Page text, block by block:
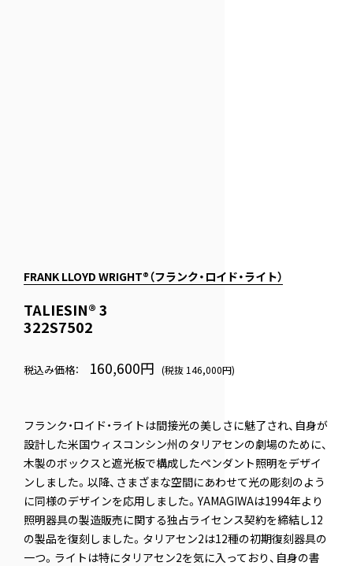
FRANK LLOYD WRIGHT®（フランク・ロイド・ライト）
TALIESIN® 3
322S7502
税込み価格： 160,600円 (税抜 146,000円)
フランク・ロイド・ライトは間接光の美しさに魅了され、自身が
設計した米国ウィスコンシン州のタリアセンの劇場のために、
木製のボックスと遮光板で構成したペンダント照明をデザイ
ンしました。以降、さまざまな空間にあわせて光の彫刻のよう
に同様のデザインを応用しました。YAMAGIWAは1994年より
照明器具の製造販売に関する独占ライセンス契約を締結し12
の製品を復刻しました。タリアセン2は12種の初期復刻器具の
一つ。ライトは特にタリアセン2を気に入っており、自身の書